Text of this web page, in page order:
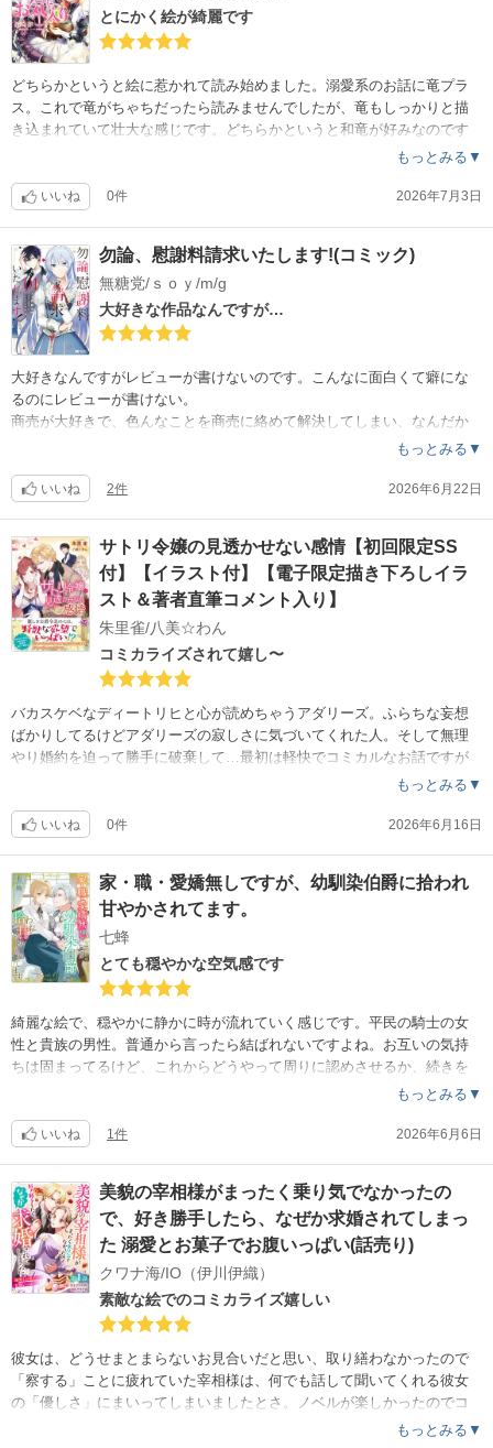
とにかく絵が綺麗です
どちらかというと絵に惹かれて読み始めました。溺愛系のお話に竜プラ
ス。これで竜がちゃちだったら読みませんでしたが、竜もしっかりと描
き込まれていて壮大な感じです。どちらかというと和竜が好みなのです
が、洋竜ドラゴンもかっこいいですね。早く結婚式が見たいです。もっとみる▼
いいね 0件 2026年7月3日
勿論、慰謝料請求いたします!(コミック)
無糖党/ｓｏｙ/m/g
大好きな作品なんですが…
大好きなんですがレビューが書けないのです。こんなに面白くて癖にな
るのにレビューが書けない。
商売が大好きで、色んなことを商売に絡めて解決してしまい、なんだか
んだでファンを増やしてしまう天然のたらしであるユリアスは、王子で
ポーズを受ける…
もっとみる▼
いいね 2件 2026年6月22日
サトリ令嬢の見透かせない感情【初回限定SS
付】【イラスト付】【電子限定描き下ろしイラ
スト＆著者直筆コメント入り】
朱里雀/八美☆わん
コミカライズされて嬉し〜
バカスケベなディートリヒと心が読めちゃうアダリーズ。ふらちな妄想
ばかりしてるけどアダリーズの寂しさに気づいてくれた人。そして無理
やり婚約を迫って勝手に破棄して…最初は軽快でコミカルなお話ですが
黒い魔法使いと戦う冒険譚でもあります。最後に兄様スゴイ！読んでね
もっとみる▼
いいね 0件 2026年6月16日
家・職・愛嬌無しですが、幼馴染伯爵に拾われ
甘やかされてます。
七蜂
とても穏やかな空気感です
綺麗な絵で、穏やかに静かに時が流れていく感じです。平民の騎士の女
性と貴族の男性。普通から言ったら結ばれないですよね。お互いの気持
ちは固まってるけど、これからどうやって周りに認めさせるか、続きを
もっとみる▼
いいね 1件 2026年6月6日
美貌の宰相様がまったく乗り気でなかったの
で、好き勝手したら、なぜか求婚されてしまっ
た 溺愛とお菓子でお腹いっぱい(話売り)
クワナ海/IO（伊川伊織）
素敵な絵でのコミカライズ嬉しい
彼女は、どうせまとまらないお見合いだと思い、取り繕わなかったので
「察する」ことに疲れていた宰相様は、何でも話して聞いてくれる彼女
の「優しさ」にまいってしまいましたとさ。ノベルが楽しかったのでコ
もっとみる▼